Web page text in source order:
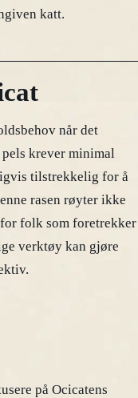
katt.
når det
krever minimal
tilstrekkelig for å
rasen røyter ikke
folk som foretrekker
verktøy kan gjøre
på Ocicatens